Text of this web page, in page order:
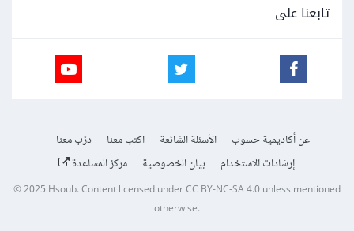
تابعنا على
عن أكاديمية حسوب الأسئلة الشائعة اكتب معنا
درّب معنا
إرشادات الاستخدام
بيان الخصوصية مركز المساعدة
© 2025Hsoub.Content licensed underCC BY-NC-SA 4.0unless mentioned
otherwise.